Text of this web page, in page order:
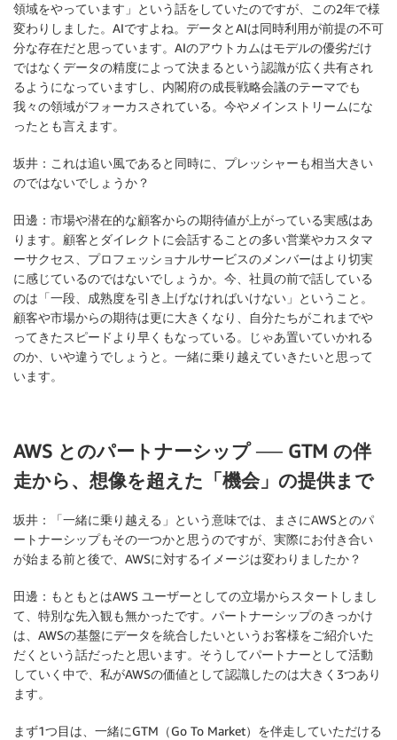
領域をやっています」という話をしていたのですが、この2年で様
変わりしました。AIですよね。データとAIは同時利用が前提の不可
分な存在だと思っています。AIのアウトカムはモデルの優劣だけ
ではなくデータの精度によって決まるという認識が広く共有され
るようになっていますし、内閣府の成長戦略会議のテーマでも
我々の領域がフォーカスされている。今やメインストリームにな
ったとも言えます。
坂井： これは追い風であると同時に、プレッシャーも相当大きい
のではないでしょうか？
田邊： 市場や潜在的な顧客からの期待値が上がっている実感はあ
ります。顧客とダイレクトに会話することの多い営業やカスタマ
ーサクセス、プロフェッショナルサービスのメンバーはより切実
に感じているのではないでしょうか。今、社員の前で話している
のは「一段、成熟度を引き上げなければいけない」ということ。
顧客や市場からの期待は更に大きくなり、自分たちがこれまでや
ってきたスピードより早くもなっている。じゃあ置いていかれる
のか、いや違うでしょうと。一緒に乗り越えていきたいと思って
います。
AWS とのパートナーシップ ── GTM の伴
走から、想像を超えた「機会」の提供まで
坂井：
「一緒に乗り越える」という意味では、まさにAWSとのパ
ートナーシップもその一つかと思うのですが、実際にお付き合い
が始まる前と後で、AWSに対するイメージは変わりましたか？
田邊： もともとはAWS ユーザーとしての立場からスタートしまし
て、特別な先入観も無かったです。パートナーシップのきっかけ
は、AWSの基盤にデータを統合したいというお客様をご紹介いた
だくという話だったと思います。そうしてパートナーとして活動
していく中で、私がAWSの価値として認識したのは大きく3つあり
ます。
まず1つ目は、一緒にGTM（Go To Market）を伴走していただける